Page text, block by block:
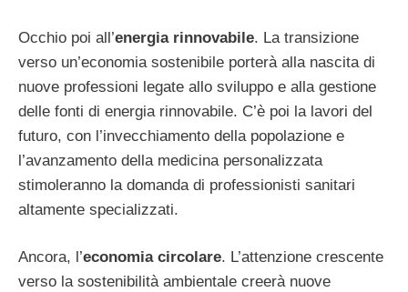
Occhio poi all’energia rinnovabile. La transizione
verso un’economia sostenibile porterà alla nascita di
nuove professioni legate allo sviluppo e alla gestione
delle fonti di energia rinnovabile. C’è poi la lavori del
futuro, con l’invecchiamento della popolazione e
l’avanzamento della medicina personalizzata
stimoleranno la domanda di professionisti sanitari
altamente specializzati.
Ancora, l’economia circolare. L’attenzione crescente
verso la sostenibilità ambientale creerà nuove